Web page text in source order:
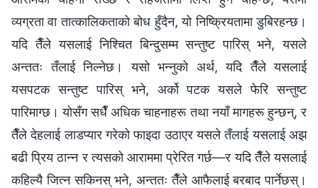
व्यग्रता वा तात्कालिकताको बोध हुँदैन, यो निष्क्रियतामा डुबिरहन्छ।
यदि तैँले यसलाई निश्चित बिन्दुसम्म सन्तुष्ट पारिस् भने, यसले
अन्ततः तँलाई निल्नेछ। यसो भन्नुको अर्थ, यदि तैँले यसलाई
यसपटक सन्तुष्ट पारिस् भने, अर्को पटक यसले फेरि सन्तुष्ट
पारिमाग्छ। योसँग सधैँ अधिक चाहनाहरू तथा नयाँ मागहरू हुन्छन्, र
तैँले देहलाई लाडप्यार गरेको फाइदा उठाएर यसले तँलाई यसलाई अझ
बढी प्रिय ठान्न र त्यसको आराममा प्रेरित गर्छ—र यदि तैँले यसलाई
कहिल्यै जित्न सकिनस् भने, अन्ततः तैँले आफैलाई बरबाद पार्नेछस्।